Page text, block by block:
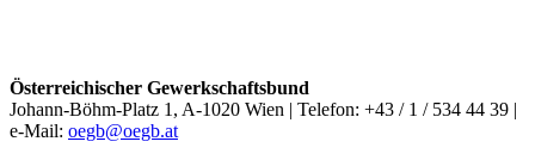
Österreichischer Gewerkschaftsbund
Johann-Böhm-Platz 1, A-1020 Wien | Telefon: +43 / 1 / 534 44 39 |
e-Mail: oegb@oegb.at